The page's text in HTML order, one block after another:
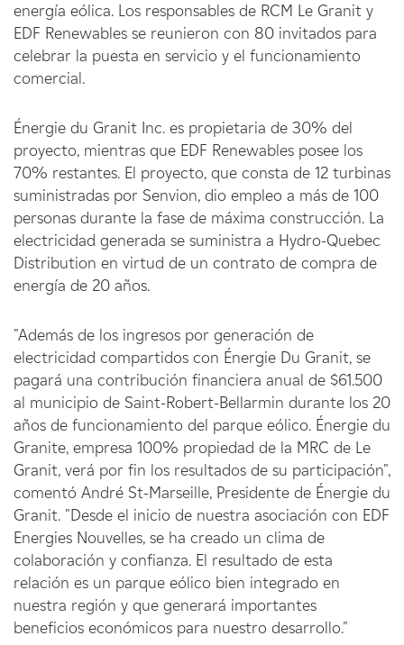
energía eólica. Los responsables de RCM Le Granit y
EDF Renewables se reunieron con 80 invitados para
celebrar la puesta en servicio y el funcionamiento
comercial.
Énergie du Granit Inc. es propietaria de 30% del
proyecto, mientras que EDF Renewables posee los
70% restantes. El proyecto, que consta de 12 turbinas
suministradas por Senvion, dio empleo a más de 100
personas durante la fase de máxima construcción. La
electricidad generada se suministra a Hydro-Quebec
Distribution en virtud de un contrato de compra de
energía de 20 años.
"Además de los ingresos por generación de
electricidad compartidos con Énergie Du Granit, se
pagará una contribución financiera anual de $61.500
al municipio de Saint-Robert-Bellarmin durante los 20
años de funcionamiento del parque eólico. Énergie du
Granite, empresa 100% propiedad de la MRC de Le
Granit, verá por fin los resultados de su participación",
comentó André St-Marseille, Presidente de Énergie du
Granit. "Desde el inicio de nuestra asociación con EDF
Energies Nouvelles, se ha creado un clima de
colaboración y confianza. El resultado de esta
relación es un parque eólico bien integrado en
nuestra región y que generará importantes
beneficios económicos para nuestro desarrollo."